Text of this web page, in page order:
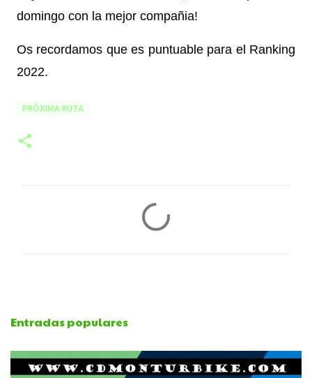
domingo con la mejor compañia!
Os recordamos que es puntuable para el Ranking
2022.
PRÓXIMA RUTA
t
Entradas populares